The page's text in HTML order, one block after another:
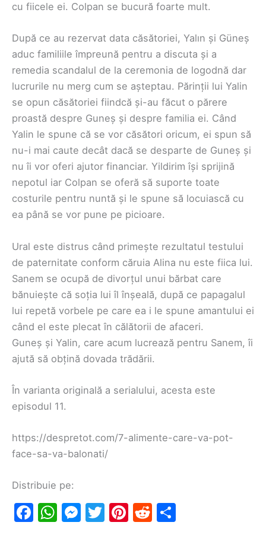
cu fiicele ei. Colpan se bucură foarte mult.
După ce au rezervat data căsătoriei, Yalın și Güneș
aduc familiile împreună pentru a discuta și a
remedia scandalul de la ceremonia de logodnă dar
lucrurile nu merg cum se așteptau. Părinții lui Yalin
se opun căsătoriei fiindcă și-au făcut o părere
proastă despre Guneș și despre familia ei. Când
Yalin le spune că se vor căsători oricum, ei spun să
nu-i mai caute decât dacă se desparte de Guneș și
nu îi vor oferi ajutor financiar. Yildirim își sprijină
nepotul iar Colpan se oferă să suporte toate
costurile pentru nuntă și le spune să locuiască cu
ea până se vor pune pe picioare.
Ural este distrus când primește rezultatul testului
de paternitate conform căruia Alina nu este fiica lui.
Sanem se ocupă de divorțul unui bărbat care
bănuiește că soția lui îl înșeală, după ce papagalul
lui repetă vorbele pe care ea i le spune amantului ei
când el este plecat în călătorii de afaceri.
Guneș și Yalin, care acum lucrează pentru Sanem, îi
ajută să obțină dovada trădării.
În varianta originală a serialului, acesta este
episodul 11.
https://despretot.com/7-alimente-care-va-pot-
face-sa-va-balonati/
Distribuie pe:
F
W M T
Pi R